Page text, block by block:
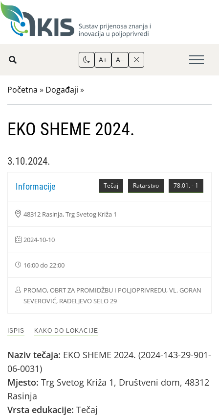
A+ A−
Početna » Događaji »
EKO SHEME 2024.
3.10.2024.
78.01. - 1
Ratarstvo
Tečaj
Informacije
48312 Rasinja, Trg Svetog Križa 1
2024-10-10
16:00 do 22:00
PROMO, OBRT ZA PROMIDŽBU I POLJOPRIVREDU, VL. GORAN
SEVEROVIĆ, RADELJEVO SELO 29
ISPIS KAKO DO LOKACIJE
Naziv tečaja: EKO SHEME 2024. (2024-143-29-901-
06-0031)
Mjesto: Trg Svetog Križa 1, Društveni dom, 48312
Rasinja
Vrsta edukacije: Tečaj